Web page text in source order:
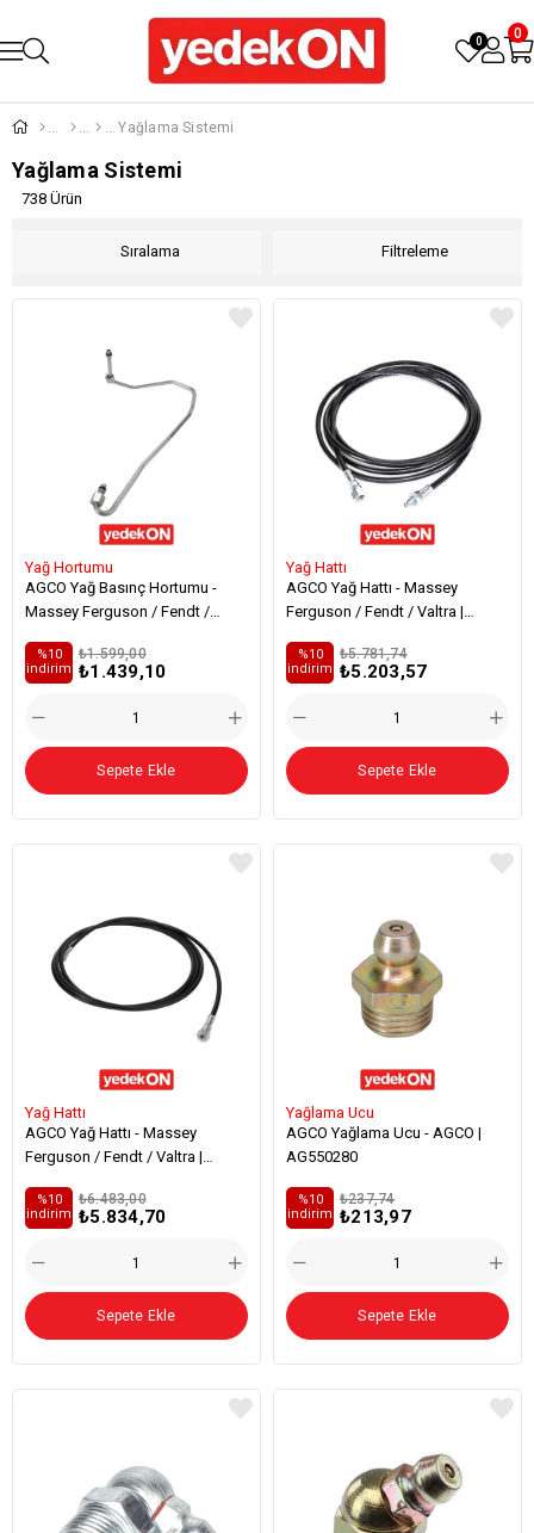
0 0
Yağlama Sistemi
Yağlama Sistemi
Filtreleme
Sıralama
738 Ürün
Yağ Hortumu
AGCO Yağ Basınç Hortumu -
Massey Ferguson / Fendt /
₺1.439,10
₺1.599,00
%10
i̇ndirim
Sepete Ekle
Yağ Hattı
AGCO Yağ Hattı - Massey
Ferguson / Fendt / Valtra |
₺5.203,57
₺5.781,74
%10
i̇ndirim
Sepete Ekle
Yağ Hattı
AGCO Yağ Hattı - Massey
Ferguson / Fendt / Valtra |
₺5.834,70
₺6.483,00
%10
i̇ndirim
Sepete Ekle
Yağlama Ucu
AGCO Yağlama Ucu - AGCO |
AG550280
₺213,97
₺237,74
%10
i̇ndirim
Sepete Ekle